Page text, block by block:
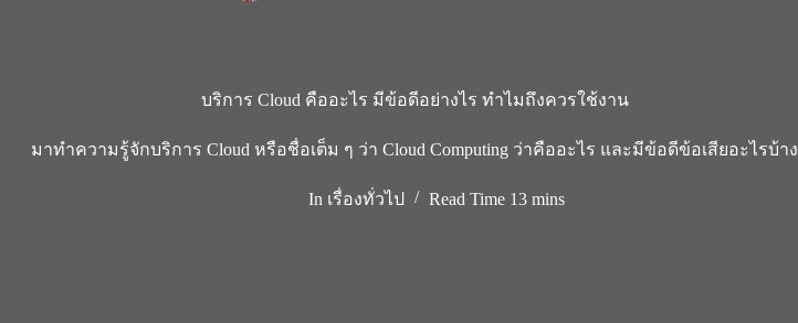
บริการ Cloud คืออะไร มีข้อดีอย่างไร ทำไมถึงควรใช้งาน
มาทำความรู้จักบริการ Cloud หรือชื่อเต็ม ๆ ว่า Cloud Computing ว่าคืออะไร และมีข้อดีข้อเสียอะไรบ้าง
In เรื่องทั่วไป Read Time 13 mins